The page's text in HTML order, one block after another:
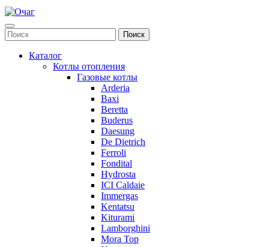
Каталог
Котлы отопления
Газовые котлы
Arderia
Baxi
Beretta
Buderus
Daesung
De Dietrich
Ferroli
Fondital
Hydrosta
ICI Caldaie
Immergas
Kentatsu
Kiturami
Lamborghini
Mora Top